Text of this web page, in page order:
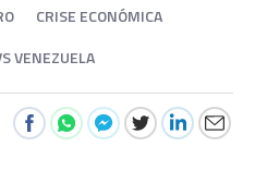
CRISE ECONÓMICA
VENEZUELA